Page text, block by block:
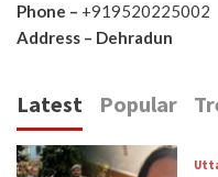
Phone – +919520225002
Address – Dehradun
Latest Popular